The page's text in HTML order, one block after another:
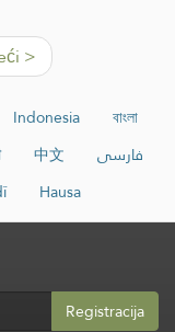
>
Indonesia
বাংলা
中文
فارسی
Hausa
Registracija